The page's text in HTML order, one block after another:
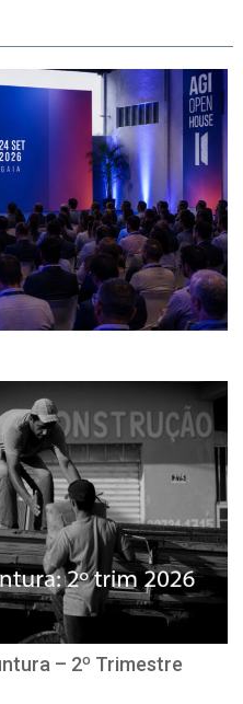
– 2º Trimestre